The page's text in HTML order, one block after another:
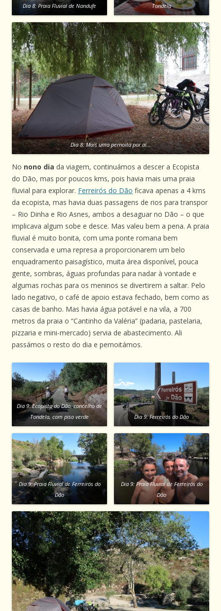
Dia 8: Praia Fluvial de Nandufe
Tondela
Dia 8: Mais uma pernoita por aí…
No nono dia da viagem, continuámos a descer a Ecopista
do Dão, mas por poucos kms, pois havia mais uma praia
fluvial para explorar. Ferreirós do Dão ficava apenas a 4 kms
da ecopista, mas havia duas passagens de rios para transpor
– Rio Dinha e Rio Asnes, ambos a desaguar no Dão – o que
implicava algum sobe e desce. Mas valeu bem a pena. A praia
fluvial é muito bonita, com uma ponte romana bem
conservada e uma represa a proporcionarem um belo
enquadramento paisagístico, muita área disponível, pouca
gente, sombras, águas profundas para nadar à vontade e
algumas rochas para os meninos se divertirem a saltar. Pelo
lado negativo, o café de apoio estava fechado, bem como as
casas de banho. Mas havia água potável e na vila, a 700
metros da praia o “Cantinho da Valéria” (padaria, pastelaria,
pizzaria e mini-mercado) servia de abastecimento. Ali
passámos o resto do dia e pernoitámos.
Dia 9: Ecopista do Dão, concelho de
Tondela, com piso verde
Dia 9: Ferreirós do Dão
Dia 9: Praia Fluvial de Ferreirós do
Dão
Dia 9: Praia Fluvial de Ferreirós do
Dão